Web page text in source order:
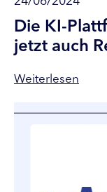
Die KI-
jetzt auch
Weiterlesen